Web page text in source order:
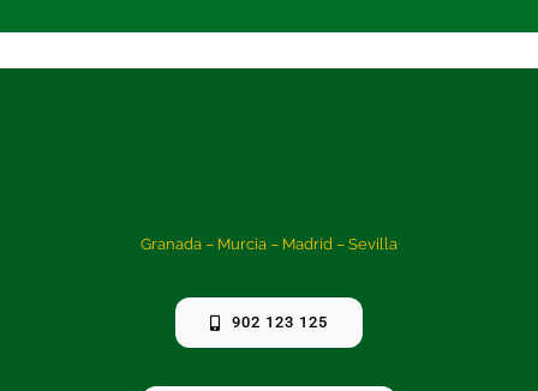
Granada – Murcia – Madrid – Sevilla
902 123 125